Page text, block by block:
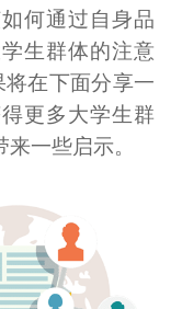
何通过自身品
生群体的注意
在下面分享一
更多大学生群
一些启示。